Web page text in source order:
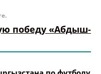
победу «Абдыш-